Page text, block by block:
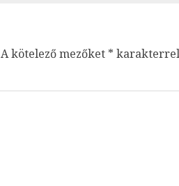
A kötelező mezőket *